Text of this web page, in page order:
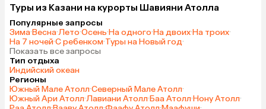
Туры из Казани на курорты Шавияни Атолла
Популярные запросы
Зима·Весна·Лето·Осень·На одного·На двоих·На троих·
На 7 ночей·С ребенком·Туры на Новый год·
Показать все запросы
Тип отдыха
Индийский океан
Регионы
Южный Мале Атолл·Северный Мале Атолл·
Южный Ари Атолл·Лавиани Атолл·Баа Атолл·Нону Атолл·